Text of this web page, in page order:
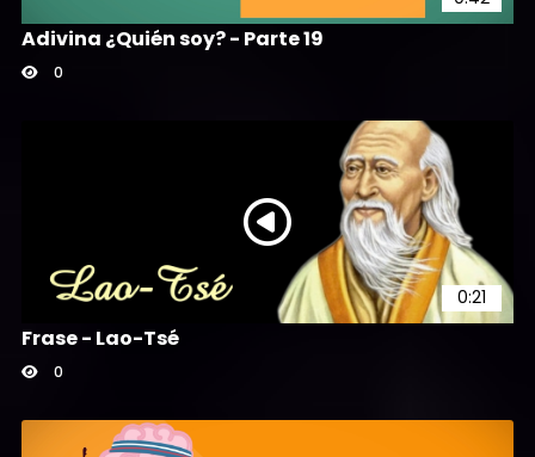
Adivina ¿Quién soy? - Parte 19
0
0:21
Frase - Lao-Tsé
0